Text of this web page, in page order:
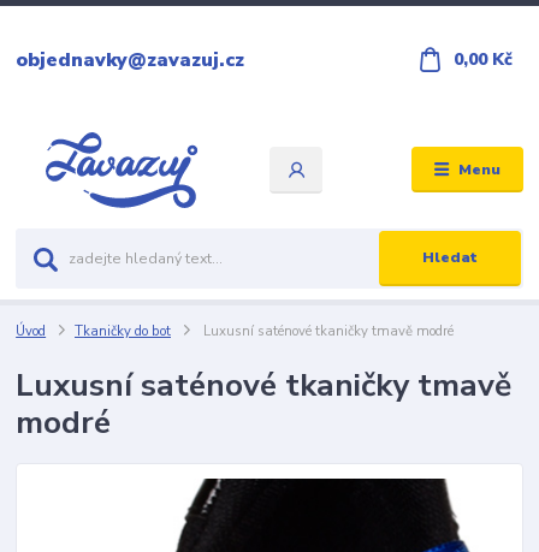
Menu
Hledat
objednavky@zavazuj.cz 0,00 Kč
Úvod Tkaničky do bot Luxusní saténové tkaničky tmavě modré
Luxusní saténové tkaničky tmavě
modré